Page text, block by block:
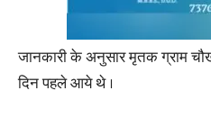
जानकारी के अनुसार मृतक ग्राम
दिन पहले आये थे ।